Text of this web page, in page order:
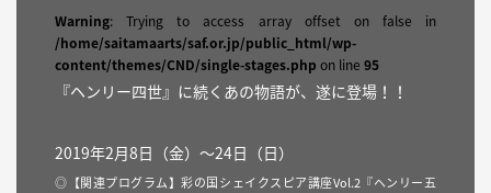
Warning: Trying to access array offset on false in
/home/saitamaarts/saf.or.jp/public_html/wp-
content/themes/CND/single-stages.php on line 95
『ヘンリー四世』に続くあの物語が、遂に登場！！
2019年2月8日（金）〜24日（日）
◎【関連プログラム】彩の国シェイクスピア講座Vol.2『ヘンリー五